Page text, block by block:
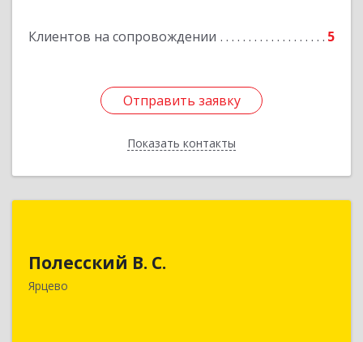
Клиентов на сопровождении 5
Отправить заявку
Показать контакты
Отправить заявку
Назад
Полесский В. С.
Ярцево
215800,Смоленская обл. г. Ярцево,